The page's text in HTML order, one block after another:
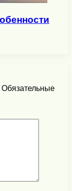
Обязательные